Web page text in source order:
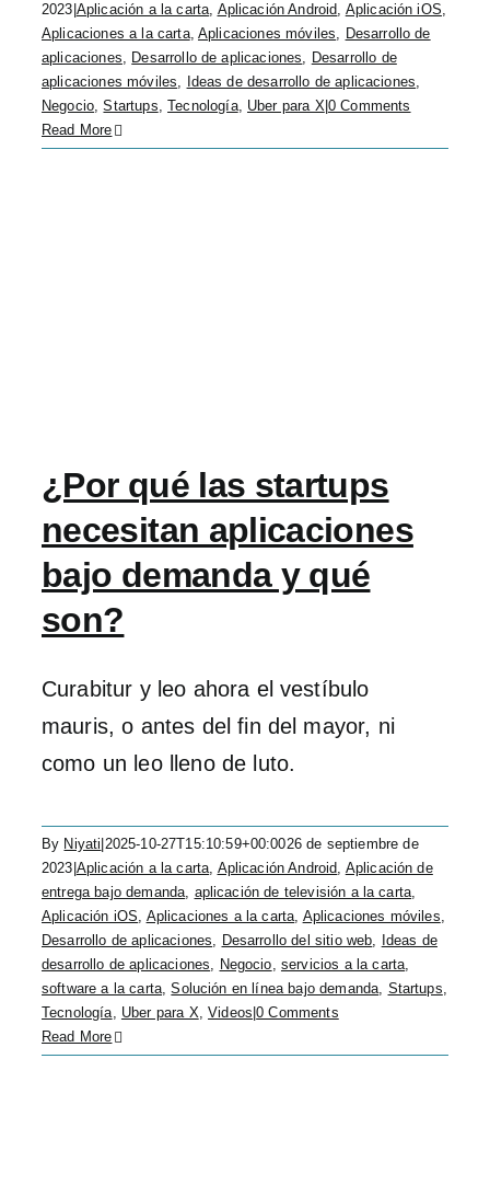
2023 Aplicación a la carta, Aplicación Android, Aplicación iOS,
Aplicaciones a la carta,Aplicaciones móviles, Desarrollo de
aplicaciones, Desarrollo de aplicaciones, Desarrollo de
aplicaciones móviles, Ideas de desarrollo de aplicaciones,
Negocio,Startups,Tecnología, Uber para X| 0 Comments
Read More
¿Por qué las startups
necesitan aplicaciones
bajo demanda y qué
son?
Curabitur y leo ahora el vestíbulo
mauris, o antes del fin del mayor, ni
como un leo lleno de luto.
By Niyati 2025-10-27T15:10:59+00:0026 de septiembre de
2023 Aplicación a la carta, Aplicación Android, Aplicación de
entrega bajo demanda, aplicación de televisión a la carta,
Aplicación iOS, Aplicaciones a la carta, Aplicaciones móviles,
Desarrollo de aplicaciones, Desarrollo del sitio web,
Ideas de
desarrollo de aplicaciones, Negocio, servicios a la carta,
software a la carta,Solución en línea bajo demanda, Startups,
Tecnología, Uber para X,Videos |0 Comments
Read More